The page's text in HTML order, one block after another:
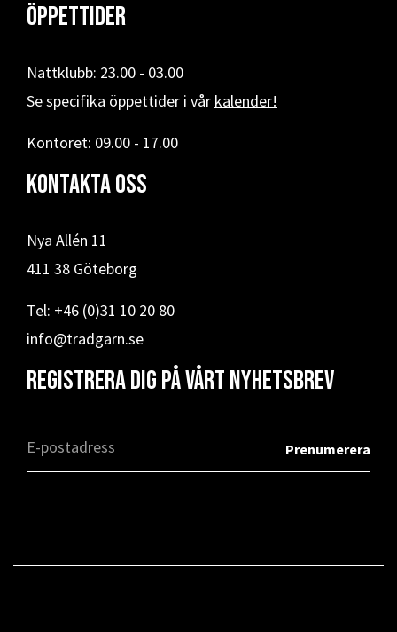
Öppettider
Nattklubb: 23.00 - 03.00
Se specifika öppettider i vår kalender!
Kontoret: 09.00 - 17.00
Kontakta oss
Nya Allén 11
411 38 Göteborg
Tel: +46 (0)31 10 20 80
info@tradgarn.se
Registrera dig på vårt nyhetsbrev